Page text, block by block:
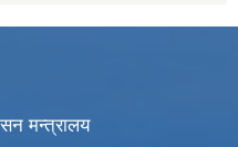
मन्त्रालय